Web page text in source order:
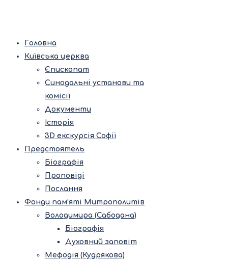
Головна
Київська церква
Єпископат
Синодальні установи та
комісії
Документи
Історія
3D екскурсія Софії
Предстоятель
Біографія
Проповіді
Послання
Фонди пам’яті Митрополитів
Володимира (Сабодана)
Біографія
Духовний заповіт
Мефодія (Кудрякова)